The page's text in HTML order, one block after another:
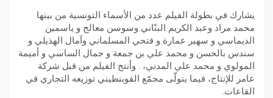
يشارك في بطولة الفيلم عدد من الأسماء التونسية من بينها
محمد مراد وعبد الكريم البنّاني وسوسن معالج و ياسمين
الديماسي و سهير عمارة و فتحي المسلماني وآمال الهذيلي و
سندس بالحسن و محمد علي بن جمعة و جمال الساسي و أميمة
المولوي و محمد علي المدني، . وأنتج الفيلم من قبل شركة
عامر للإنتاج، فيما يتولّى مجمّع القوبنطيني توزيعه التجاري في
القاعات.